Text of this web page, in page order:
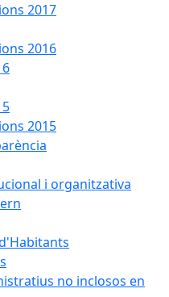
2017
2016
2015
i organitzativa
no inclosos en